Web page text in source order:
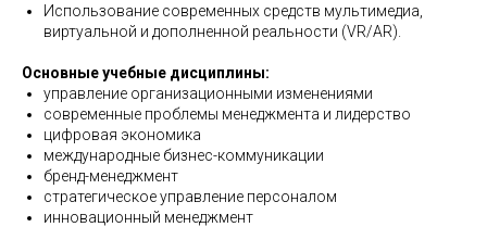
Использование современных средств мультимедиа,
виртуальной и дополненной реальности (VR/AR).
Основные учебные дисциплины:
управление организационными изменениями
современные проблемы менеджмента и лидерство
цифровая экономика
международные бизнес-коммуникации
бренд-менеджмент
стратегическое управление персоналом
инновационный менеджмент